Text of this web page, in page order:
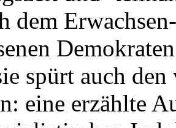
dem
spürt auch
eine erzählte